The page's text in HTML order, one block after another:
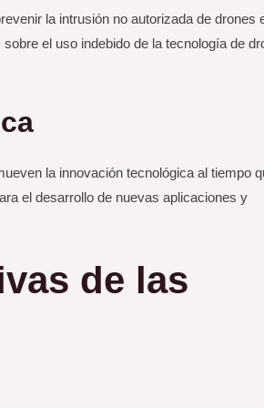
la intrusión no autorizada de drones
el uso indebido de la tecnología de
la innovación tecnológica al tiempo
el desarrollo de nuevas aplicaciones y
de las